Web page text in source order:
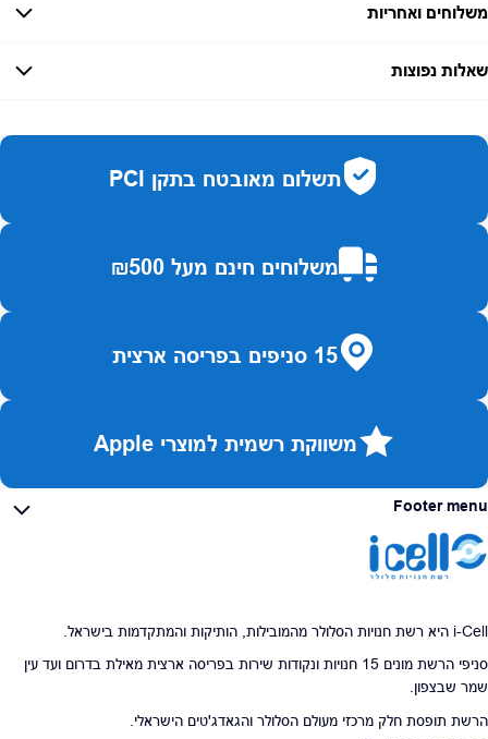
משלוחים ואחריות
זמן אספקה: עד 7 ימי עסקים
שאלות נפוצות
האם ניתן לחלק תשלומים?
האם ניתן להחזיר מוצר?כן, בהתאם לחוק הגנת הצרכן ובאריזה המקורית
תשלום מאובטח בתקן PCI
משלוחים חינם מעל ₪500
15 סניפים בפריסה ארצית
משווקת רשמית למוצרי Apple
Footer menu
i-Cell היא רשת חנויות הסלולר מהמובילות, הותיקות והמתקדמות בישראל.
סניפי הרשת מונים 15 חנויות ונקודות שירות בפריסה ארצית מאילת בדרום ועד עין
שמר שבצפון.
הרשת תופסת חלק מרכזי מעולם הסלולר והגאדג'טים הישראלי.